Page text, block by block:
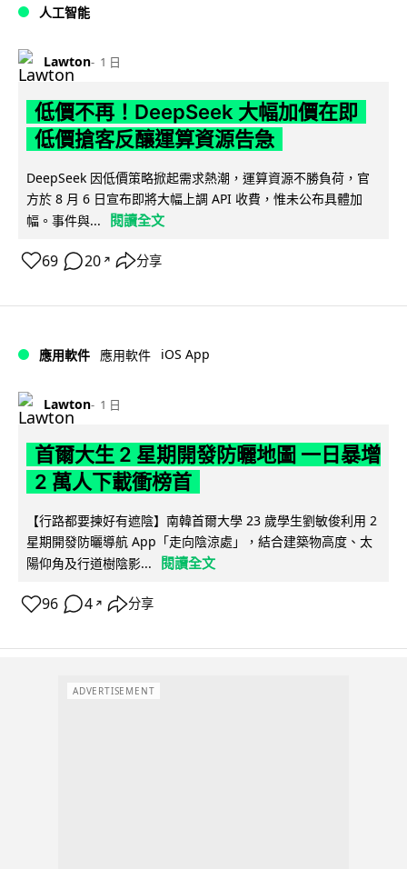
人工智能
Lawton 1 日
低價不再！DeepSeek 大幅加價在即
低價搶客反釀運算資源告急
DeepSeek 因低價策略掀起需求熱潮，運算資源不勝負荷，官
方於 8 月 6 日宣布即將大幅上調 API 收費，惟未公布具體加
幅。事件與...
閱讀全文
69 20 ↗ 分享
應用軟件 應用軟件 iOS App
Lawton 1 日
首爾大生 2 星期開發防曬地圖 一日暴增
2 萬人下載衝榜首
【行路都要揀好有遮陰】南韓首爾大學 23 歲學生劉敏俊利用 2
星期開發防曬導航 App「走向陰涼處」，結合建築物高度、太
陽仰角及行道樹陰影...
閱讀全文
96 4 ↗ 分享
ADVERTISEMENT